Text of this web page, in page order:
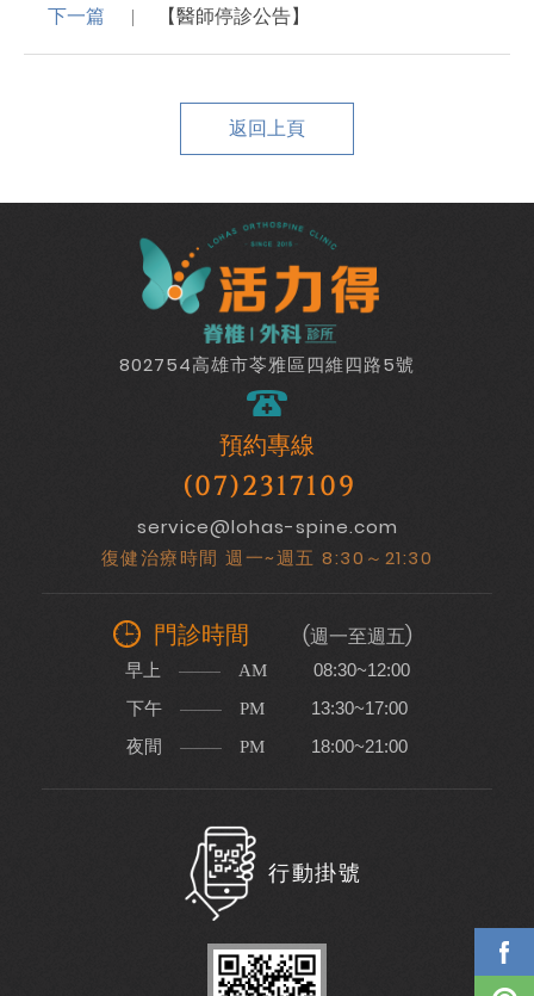
下一篇 【醫師停診公告】
返回上頁
802754高雄市苓雅區四維四路5號
預約專線
(07)2317109
service@lohas-spine.com
復健治療時間 週一~週五 8:30～21:30
門診時間 (週一至週五)
早上 AM 08:30~12:00
下午 PM 13:30~17:00
夜間 PM 18:00~21:00
行動掛號